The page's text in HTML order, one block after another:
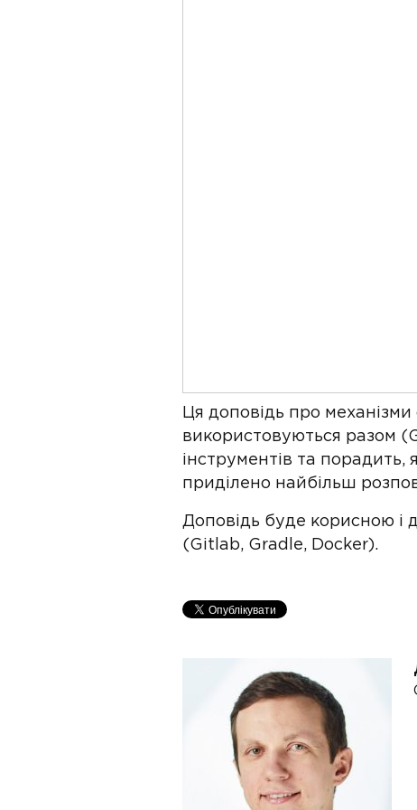
Ця доповідь про механізми
використовуються разом
інструментів та порадить,
приділено найбільш
Доповідь буде корисною і
(Gitlab, Gradle, Docker).